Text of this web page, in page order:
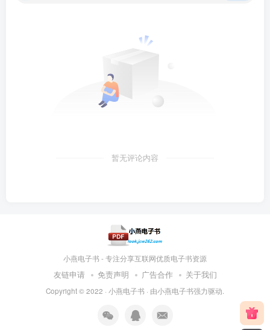
暂无评论内容
小燕电子书 - 专注分享互联网优质电子书资源
友链申请 免责声明 广告合作 关于我们
Copyright © 2022 · 小燕电子书 · 由小燕电子书强力驱动.